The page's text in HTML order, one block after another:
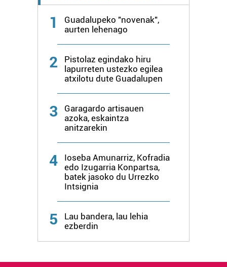
1
Guadalupeko "novenak",
aurten lehenago
2
Pistolaz egindako hiru
lapurreten ustezko egilea
atxilotu dute Guadalupen
3
Garagardo artisauen
azoka, eskaintza
anitzarekin
4
Ioseba Amunarriz, Kofradia
edo Izugarria Konpartsa,
batek jasoko du Urrezko
Intsignia
5
Lau bandera, lau lehia
ezberdin